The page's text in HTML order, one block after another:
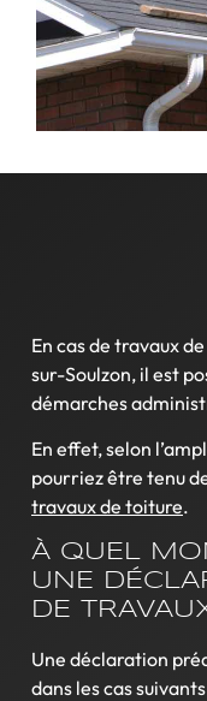
En cas de travaux
sur-Soulzon, il est
démarches
En effet, selon
pourriez être tenu
travaux de toiture.
À QUEL
UNE
DE
Une déclaration
dans les cas suivants